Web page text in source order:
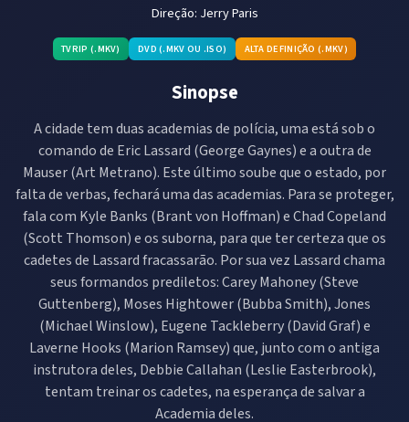
Direção: Jerry Paris
TVRIP (.MKV) DVD (.MKV OU .ISO) ALTA DEFINIÇÃO (.MKV)
Sinopse
A cidade tem duas academias de polícia, uma está sob o
comando de Eric Lassard (George Gaynes) e a outra de
Mauser (Art Metrano). Este último soube que o estado, por
falta de verbas, fechará uma das academias. Para se proteger,
fala com Kyle Banks (Brant von Hoffman) e Chad Copeland
(Scott Thomson) e os suborna, para que ter certeza que os
cadetes de Lassard fracassarão. Por sua vez Lassard chama
seus formandos prediletos: Carey Mahoney (Steve
Guttenberg), Moses Hightower (Bubba Smith), Jones
(Michael Winslow), Eugene Tackleberry (David Graf) e
Laverne Hooks (Marion Ramsey) que, junto com o antiga
instrutora deles, Debbie Callahan (Leslie Easterbrook),
tentam treinar os cadetes, na esperança de salvar a
Academia deles.